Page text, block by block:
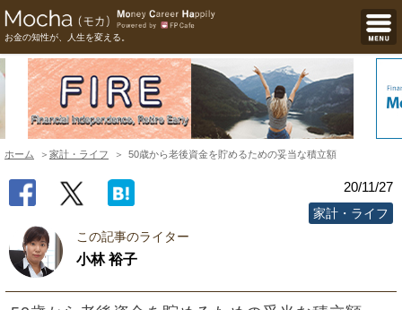
お金の知性が、人生を変える。
ホーム 家計・ライフ 50歳から老後資金を貯めるための妥当な積立額
20/11/27
家計・ライフ
この記事のライター
小林 裕子